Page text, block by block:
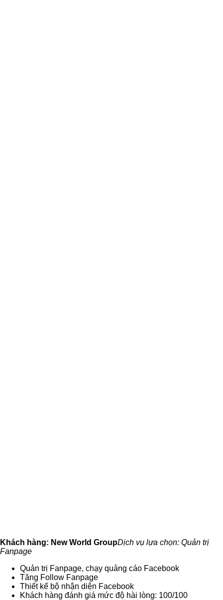
Khách hàng: New World GroupDịch vụ lựa chọn: Quản trị
Fanpage
Quản trị Fanpage, chạy quảng cáo Facebook
Tăng Follow Fanpage
Thiết kế bộ nhận diện Facebook
Khách hàng đánh giá mức độ hài lòng: 100/100